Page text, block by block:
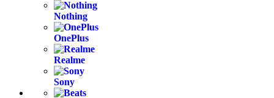
Nothing
OnePlus
Realme
Sony